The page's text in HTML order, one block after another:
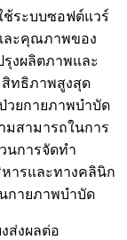
ช้ระบบซอฟต์แวร์
ละคุณภาพของ
งผลิตภาพและ
สิทธิภาพสูงสุด
วยกายภาพบำบัด
มสามารถในการ
นการจัดทำ
ารและทางคลินิก
กายภาพบำบัด
ส่งผลต่อ